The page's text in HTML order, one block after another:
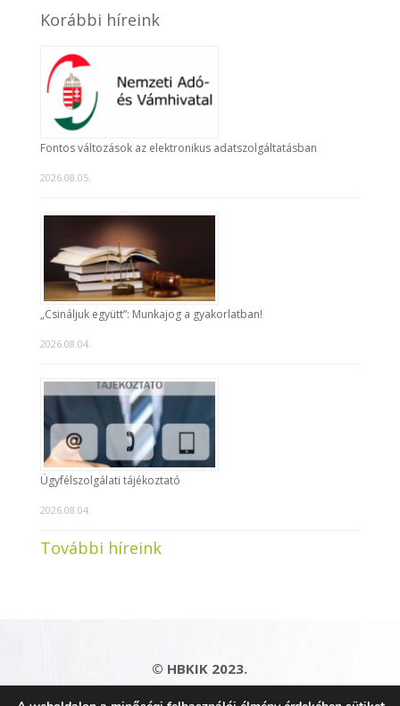
Korábbi híreink
Fontos változások az elektronikus adatszolgáltatásban
2026.08.05.
„Csináljuk együtt”: Munkajog a gyakorlatban!
2026.08.04.
Ügyfélszolgálati tájékoztató
2026.08.04.
További híreink
© HBKIK 2023.
Adatkezelési tájékoztató|Impresszum|